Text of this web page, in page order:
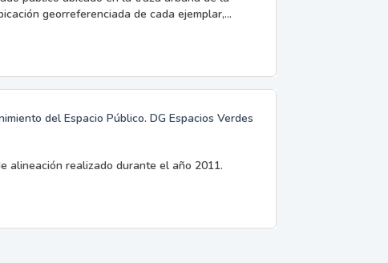
georreferenciada de cada ejemplar,...
del Espacio Público. DG Espacios Verdes
alineación realizado durante el año 2011.